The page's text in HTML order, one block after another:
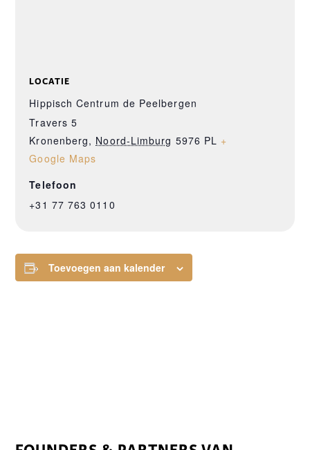
LOCATIE
Hippisch Centrum de Peelbergen
Travers 5
Kronenberg, Noord-Limburg 5976 PL +
Google Maps
Telefoon
+31 77 763 0110
Toevoegen aan kalender